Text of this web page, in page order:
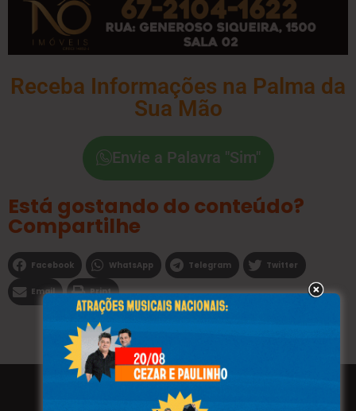
Receba Informações na Palma da
Sua Mão
Envie a Palavra "Sim"
Está gostando do conteúdo?
Compartilhe
Facebook WhatsApp Telegram Twitter
Email Print
Todos os direitos reservados a WEBFAVORITA.COM.BR